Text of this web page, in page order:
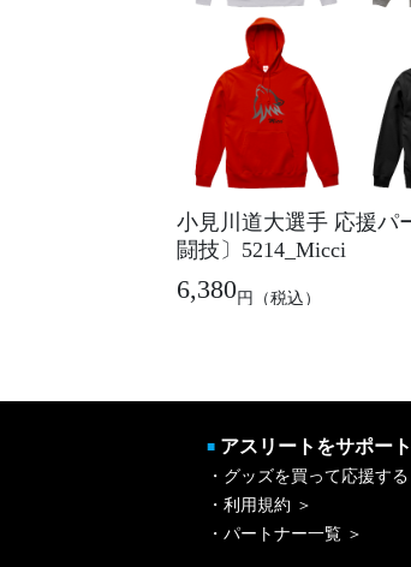
小見川道大選手 応援パ
闘技〕5214_Micci
6,380円 （税込）
■ アスリートをサポー
・グッズを買って応援する
・利用規約 ＞
・パートナー一覧 ＞